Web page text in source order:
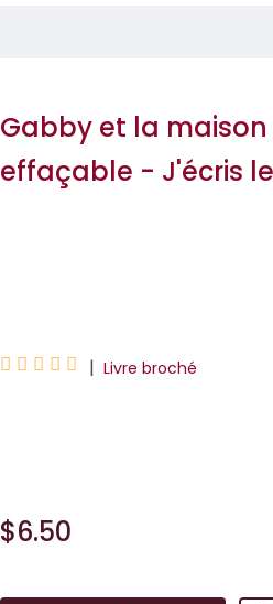
Gabby et la
effaçable - J'écris
     | Livre broché
$6.50